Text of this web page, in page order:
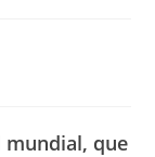
mundial, que